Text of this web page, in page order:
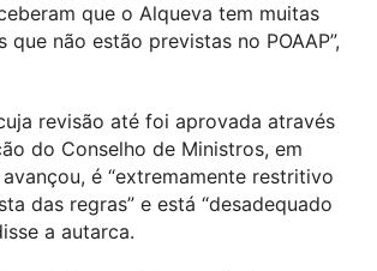
que o Alqueva tem muitas
que não estão previstas no POAAP”,
revisão até foi aprovada através
do Conselho de Ministros, em
é “extremamente restritivo
das regras” e está “desadequado
a autarca.